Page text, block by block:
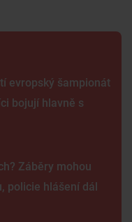
evropský šampionát
bojují hlavně s
Záběry mohou
policie hlášení dál